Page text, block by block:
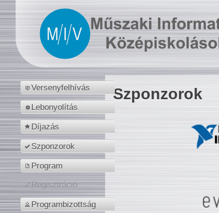
Versenyfelhívás
Lebonyolítás
Díjazás
Szponzorok
Program
Regisztráció
Programbizottság
Szponzorok